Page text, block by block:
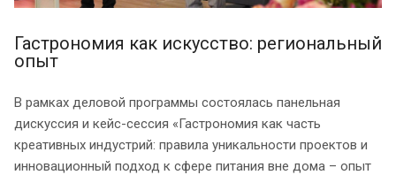
Гастрономия как искусство: региональный
опыт
В рамках деловой программы состоялась панельная
дискуссия и кейс-сессия «Гастрономия как часть
креативных индустрий: правила уникальности проектов и
инновационный подход к сфере питания вне дома – опыт